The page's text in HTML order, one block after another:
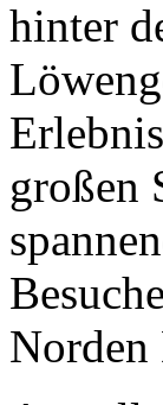
hinter
großen
Norden